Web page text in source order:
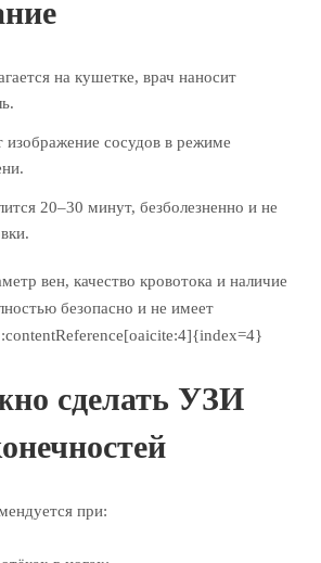
на кушетке, врач наносит
изображение сосудов в режиме
20–30 минут, безболезненно и не
вен, качество кровотока и наличие
безопасно и не имеет
:contentReference[oaicite:4]{index=4}
сделать УЗИ
при: